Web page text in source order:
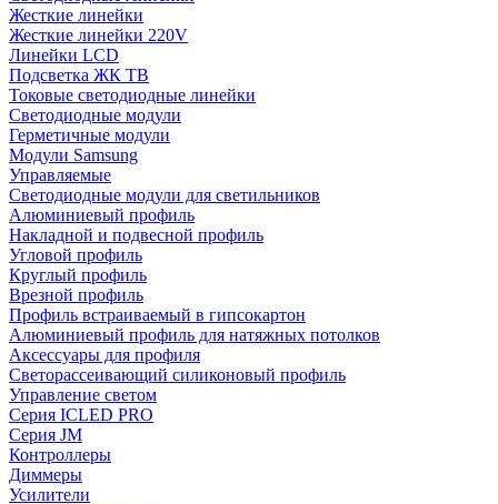
Жесткие линейки
Жесткие линейки 220V
Линейки LCD
Подсветка ЖК ТВ
Токовые светодиодные линейки
Светодиодные модули
Герметичные модули
Модули Samsung
Управляемые
Светодиодные модули для светильников
Алюминиевый профиль
Накладной и подвесной профиль
Угловой профиль
Круглый профиль
Врезной профиль
Профиль встраиваемый в гипсокартон
Алюминиевый профиль для натяжных потолков
Аксессуары для профиля
Светорассеивающий силиконовый профиль
Управление светом
Серия ICLED PRO
Серия JM
Контроллеры
Диммеры
Усилители